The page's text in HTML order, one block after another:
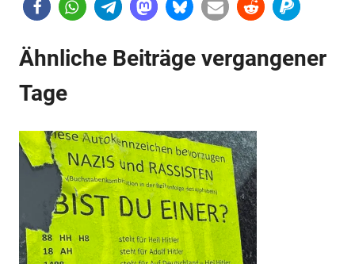
Anzeige
Anzeige
Anzeige
Ähnliche Beiträge vergangener
Tage